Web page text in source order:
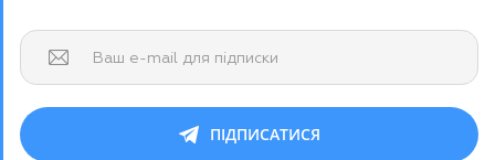
Ваш e-mail для підписки
ПІДПИСАТИСЯ